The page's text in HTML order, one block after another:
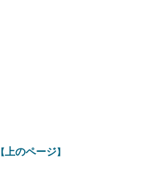
【 上のページ】